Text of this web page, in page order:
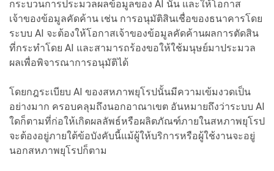
กระบวนการประมวลผลข้อมูลของ AI นั้น และให้โอกาส
เจ้าของข้อมูลคัดค้าน เช่น การอนุมัติสินเชื่อของธนาคารโดย
ระบบ AI จะต้องให้โอกาสเจ้าของข้อมูลคัดค้านผลการตัดสิน
ที่กระทำโดย AI และสามารถร้องขอให้ใช้มนุษย์มาประมวล
ผลเพื่อพิจารณาการอนุมัติได้
โดยกฎระเบียบ AI ของสหภาพยุโรปนั้นมีความเข้มงวดเป็น
อย่างมาก ครอบคลุมถึงนอกอาณาเขต อันหมายถึงว่าระบบ AI
ใดก็ตามที่ก่อให้เกิดผลลัพธ์หรือผลิตภัณฑ์ภายในสหภาพยุโรป
จะต้องอยู่ภายใต้ข้อบังคับนี้แม้ผู้ให้บริการหรือผู้ใช้งานจะอยู่
นอกสหภาพยุโรปก็ตาม